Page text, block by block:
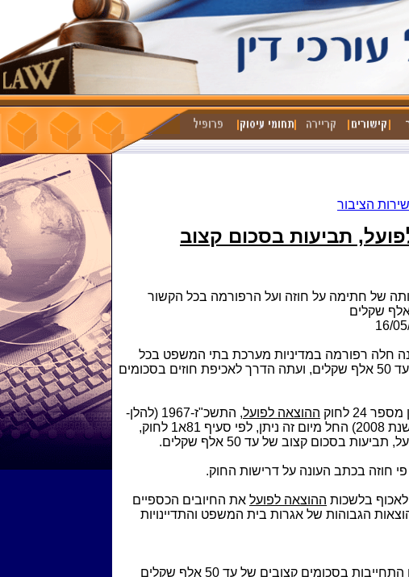
הציבור
תביעות בסכום קצוב
של חתימה על חוזה ועל הרפורמה בכל הקשור
חלה רפורמה במדיניות מערכת בתי המשפט בכל
הקשור לאכיפת חוזים בסכומים של עד 50 אלף שקלים, ועתה הדרך לאכיפת חוזים בסכומים
ההוצאה לפועל
, התשכ"ז-1967 (להלן-
החוק). (החוק הוקפא וחזר לתוקף בשנת 2008) החל מיום זה ניתן, לפי סעיף 81א1 לחוק,
בסכום קצוב של עד 50 אלף שקלים.
חוזה בכתב העונה על דרישות החוק.
לאכוף בלשכות ההוצאה לפועל את החיובים הכספיים
הגבוהות של אגרות בית המשפט והתדיינויות
מאז התיקון ניתן לאכוף חוזים שבהם התחייבות בסכומים קצובים של עד 50 אלף שקלים